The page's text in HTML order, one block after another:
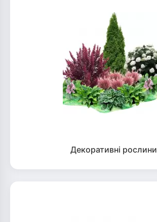
Декоративні рослини